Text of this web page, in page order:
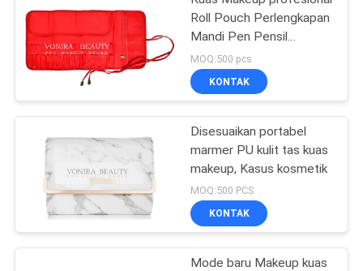
SITEMAP
PRIVACY
Private Label
Makeup Brushes
167
Kuas Rias Rambut
Alami
Roll Pouch Perlengkapan
Mandi Pen Pensil
Storage Bag
MOQ:500 pcs
KONTAK
Disesuaikan portabel
marmer PU kulit tas kuas
makeup, Kasus kosmetik
MOQ:500 PCS
KONTAK
Mode baru Makeup kuas